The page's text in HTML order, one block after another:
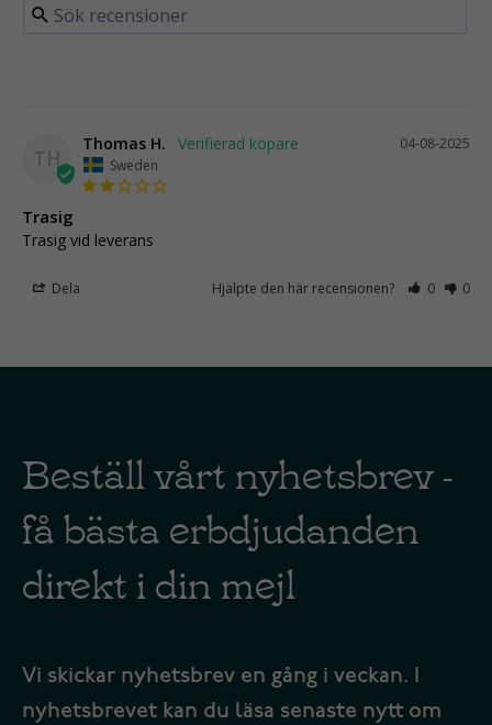
TH
04-08-2025
Thomas H.
Sweden
Trasig
Trasig vid leverans
Dela Hjälpte den här recensionen? 0 0
Beställ vårt nyhetsbrev -
få bästa erbdjudanden
direkt i din mejl
Vi skickar nyhetsbrev en gång i veckan. I
nyhetsbrevet kan du läsa senaste nytt om